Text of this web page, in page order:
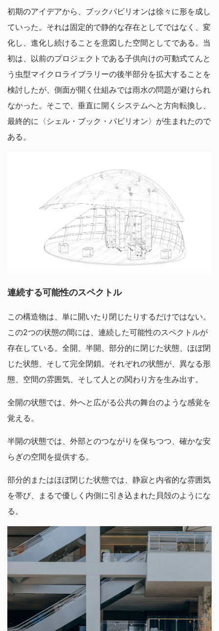
初期のアイデアから、ブックパビリオンは徐々に形を成し
ていった。それは固定的で静的な存在としてではなく、変
化し、進化し続けることを意図した空間としてである。当
初は、以前のプロジェクトである子供向けの可動式てんと
う虫型マイクロライブラリーの後半部分を拡大することを
検討したが、側面が開く仕組みでは雨水の問題が避けられ
なかった。そこで、垂直に開くシステムへと方向転換し、
最終的に〈シェル・ブック・パビリオン〉が生まれたので
ある。
連続する可能性のスペクトル
この構造物は、単に開いたり閉じたりするだけではない。
この2つの状態の間には、連続した可能性のスペクトルが
存在している。全開、半開、部分的に閉じた状態、ほぼ閉
じた状態、そして完全閉鎖。それぞれの状態が、異なる形
態、空間の雰囲気、そして人との関わり方を生み出す。
全開の状態では、外へと広がる公共の舞台のような感覚を
覚える。
半開の状態では、外部とのつながりを保ちつつ、確かな安
らぎの空間を提供する。
部分的またはほぼ閉じた状態では、静寂と内省的な雰囲気
を帯び、まるで優しく内側に引き込まれた貝殻のようにな
る。